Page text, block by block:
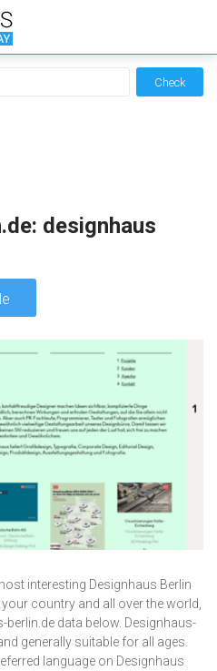
Check
designhaus
interesting Designhaus Berlin
country and all over the world,
data below. Designhaus-
generally suitable for all ages.
language on Designhaus